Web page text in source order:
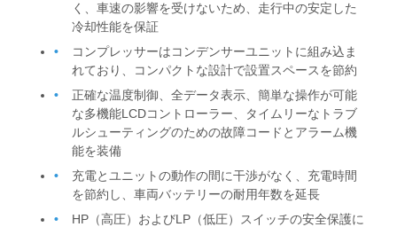
く、車速の影響を受けないため、走行中の安定した
冷却性能を保証
コンプレッサーはコンデンサーユニットに組み込ま
れており、コンパクトな設計で設置スペースを節約
正確な温度制御、全データ表示、簡単な操作が可能
な多機能LCDコントローラー、タイムリーなトラブ
ルシューティングのための故障コードとアラーム機
能を装備
充電とユニットの動作の間に干渉がなく、充電時間
を節約し、車両バッテリーの耐用年数を延長
HP（高圧）およびLP（低圧）スイッチの安全保護に